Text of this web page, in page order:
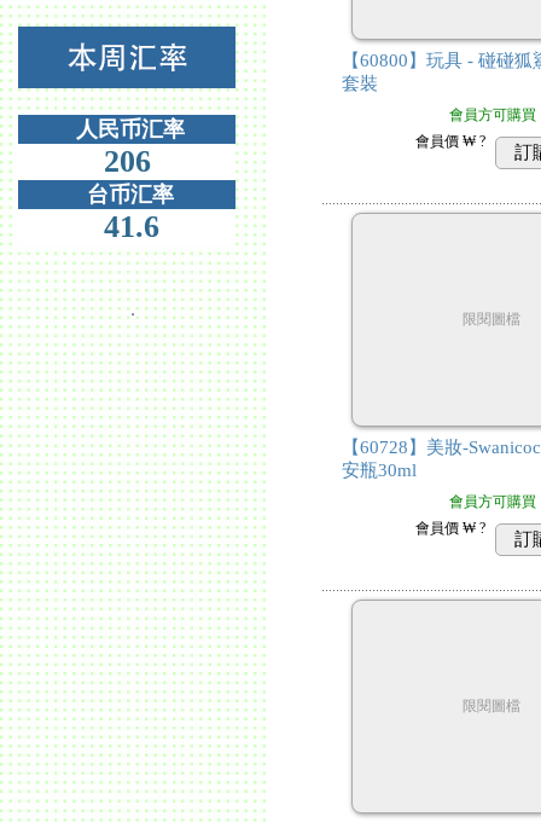
人民币汇率
206
台币汇率
41.6
．
【60800】玩具 - 碰碰
套裝
會員方可購買
會員價₩ ?
訂
限閱圖檔
【60728】美妝-
安瓶30ml
會員方可購買
會員價₩ ?
訂
限閱圖檔